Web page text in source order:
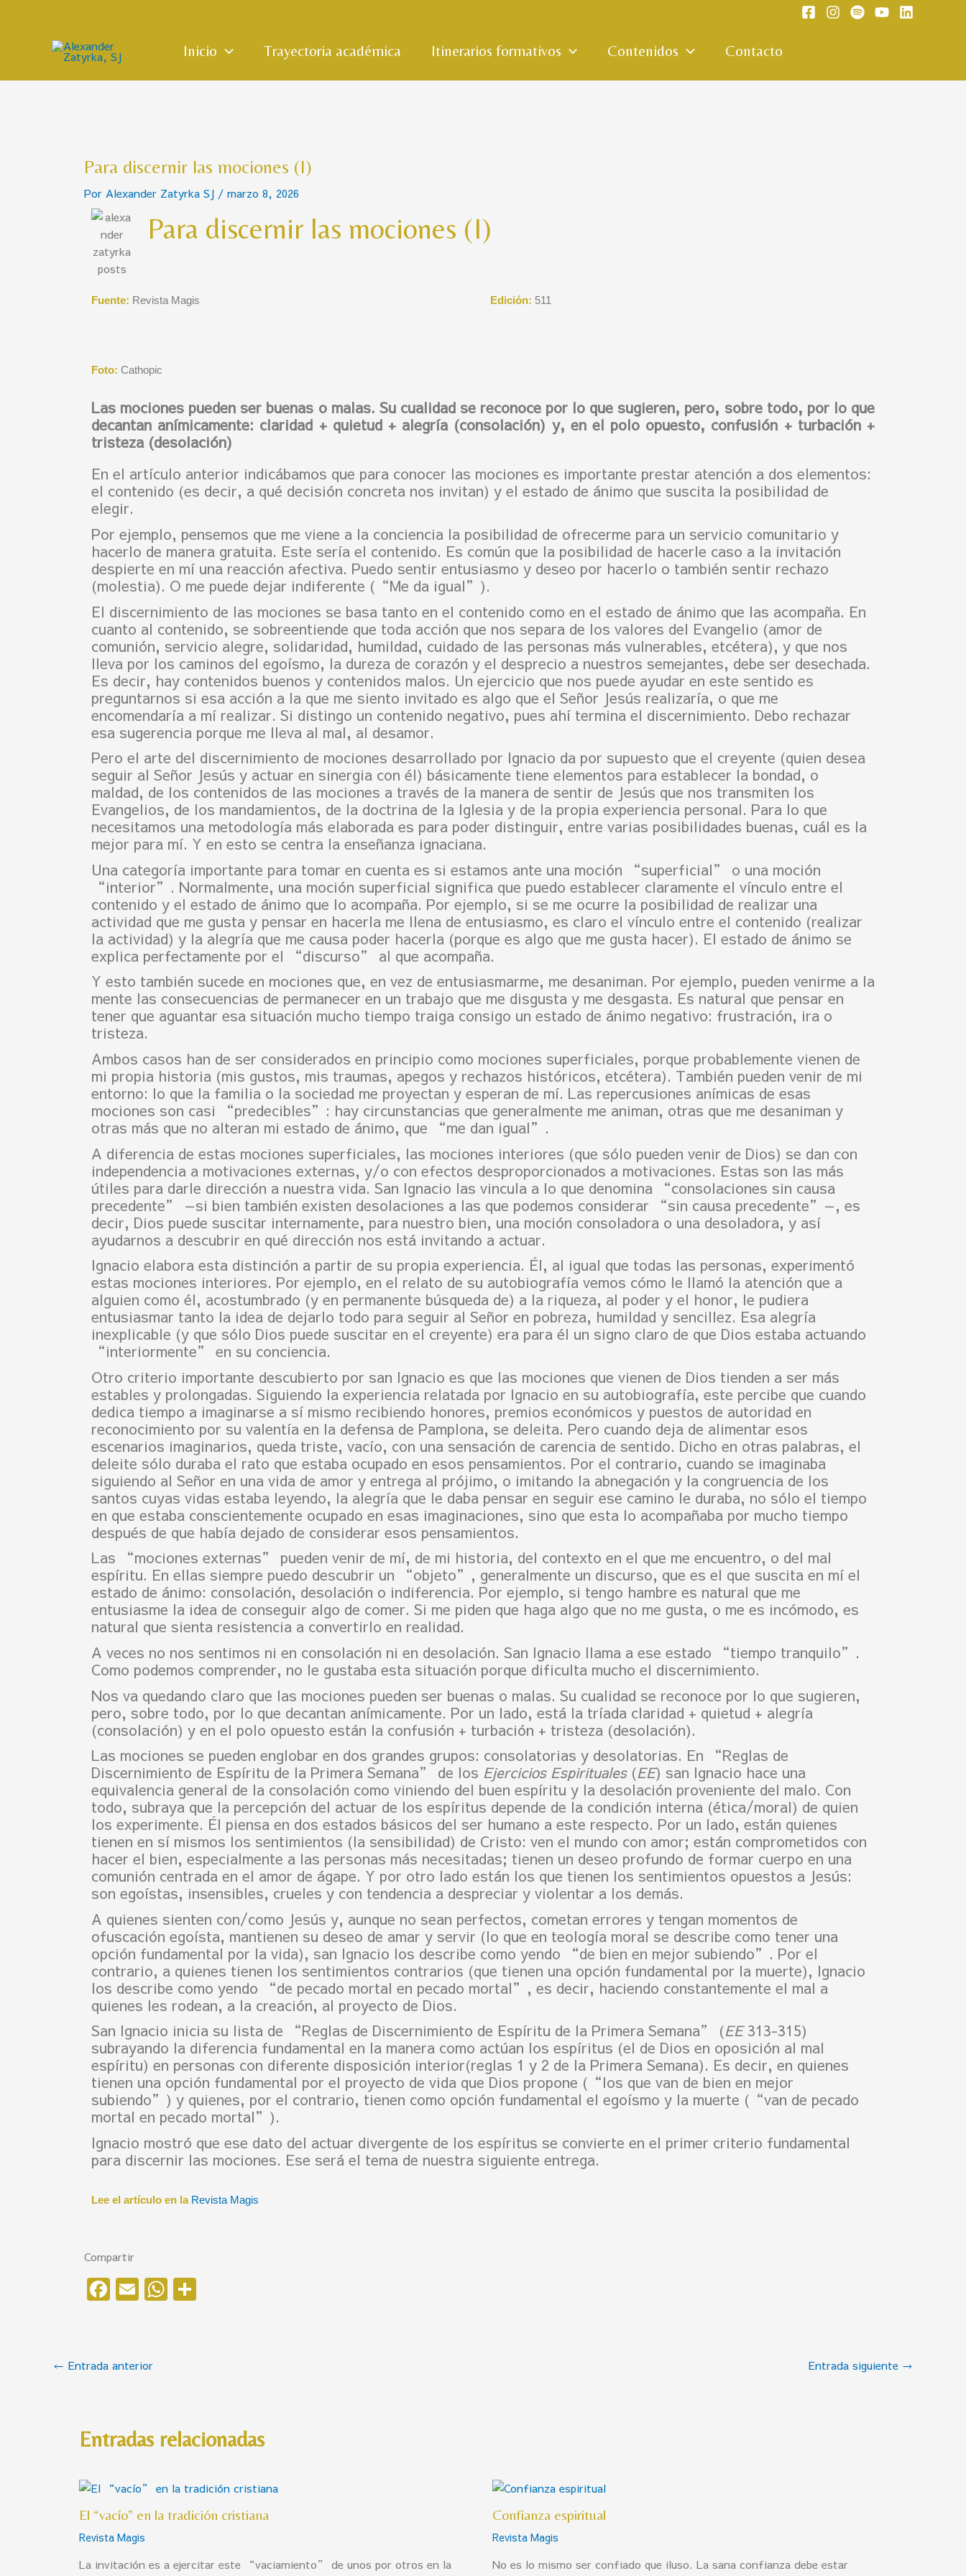
Inicio Trayectoria académica Itinerarios formativos Contenidos Contacto
Para discernir las mociones (I)
Por Alexander Zatyrka SJ / marzo 8, 2026
Para discernir las mociones (I)
Fuente: Revista Magis Edición: 511
Foto: Cathopic
Las mociones pueden ser buenas o malas. Su cualidad se reconoce por lo que sugieren, pero, sobre todo, por lo que
decantan anímicamente: claridad + quietud + alegría (consolación) y, en el polo opuesto, confusión + turbación +
tristeza (desolación)
En el artículo anterior indicábamos que para conocer las mociones es importante prestar atención a dos elementos:
el contenido (es decir, a qué decisión concreta nos invitan) y el estado de ánimo que suscita la posibilidad de
elegir.
Por ejemplo, pensemos que me viene a la conciencia la posibilidad de ofrecerme para un servicio comunitario y
hacerlo de manera gratuita. Este sería el contenido. Es común que la posibilidad de hacerle caso a la invitación
despierte en mí una reacción afectiva. Puedo sentir entusiasmo y deseo por hacerlo o también sentir rechazo
(molestia). O me puede dejar indiferente (“Me da igual”).
El discernimiento de las mociones se basa tanto en el contenido como en el estado de ánimo que las acompaña. En
cuanto al contenido, se sobreentiende que toda acción que nos separa de los valores del Evangelio (amor de
comunión, servicio alegre, solidaridad, humildad, cuidado de las personas más vulnerables, etcétera), y que nos
lleva por los caminos del egoísmo, la dureza de corazón y el desprecio a nuestros semejantes, debe ser desechada.
Es decir, hay contenidos buenos y contenidos malos. Un ejercicio que nos puede ayudar en este sentido es
preguntarnos si esa acción a la que me siento invitado es algo que el Señor Jesús realizaría, o que me
encomendaría a mí realizar. Si distingo un contenido negativo, pues ahí termina el discernimiento. Debo rechazar
esa sugerencia porque me lleva al mal, al desamor.
Pero el arte del discernimiento de mociones desarrollado por Ignacio da por supuesto que el creyente (quien desea
seguir al Señor Jesús y actuar en sinergia con él) básicamente tiene elementos para establecer la bondad, o
maldad, de los contenidos de las mociones a través de la manera de sentir de Jesús que nos transmiten los
Evangelios, de los mandamientos, de la doctrina de la Iglesia y de la propia experiencia personal. Para lo que
necesitamos una metodología más elaborada es para poder distinguir, entre varias posibilidades buenas, cuál es la
mejor para mí. Y en esto se centra la enseñanza ignaciana.
Una categoría importante para tomar en cuenta es si estamos ante una moción “superficial” o una moción
“interior”. Normalmente, una moción superficial significa que puedo establecer claramente el vínculo entre el
contenido y el estado de ánimo que lo acompaña. Por ejemplo, si se me ocurre la posibilidad de realizar una
actividad que me gusta y pensar en hacerla me llena de entusiasmo, es claro el vínculo entre el contenido (realizar
la actividad) y la alegría que me causa poder hacerla (porque es algo que me gusta hacer). El estado de ánimo se
explica perfectamente por el “discurso” al que acompaña.
Y esto también sucede en mociones que, en vez de entusiasmarme, me desaniman. Por ejemplo, pueden venirme a la
mente las consecuencias de permanecer en un trabajo que me disgusta y me desgasta. Es natural que pensar en
tener que aguantar esa situación mucho tiempo traiga consigo un estado de ánimo negativo: frustración, ira o
tristeza.
Ambos casos han de ser considerados en principio como mociones superficiales, porque probablemente vienen de
mi propia historia (mis gustos, mis traumas, apegos y rechazos históricos, etcétera). También pueden venir de mi
entorno: lo que la familia o la sociedad me proyectan y esperan de mí. Las repercusiones anímicas de esas
mociones son casi “predecibles”: hay circunstancias que generalmente me animan, otras que me desaniman y
otras más que no alteran mi estado de ánimo, que “me dan igual”.
A diferencia de estas mociones superficiales, las mociones interiores (que sólo pueden venir de Dios) se dan con
independencia a motivaciones externas, y/o con efectos desproporcionados a motivaciones. Estas son las más
útiles para darle dirección a nuestra vida. San Ignacio las vincula a lo que denomina “consolaciones sin causa
precedente” —si bien también existen desolaciones a las que podemos considerar “sin causa precedente”—, es
decir, Dios puede suscitar internamente, para nuestro bien, una moción consoladora o una desoladora, y así
ayudarnos a descubrir en qué dirección nos está invitando a actuar.
Ignacio elabora esta distinción a partir de su propia experiencia. Él, al igual que todas las personas, experimentó
estas mociones interiores. Por ejemplo, en el relato de su autobiografía vemos cómo le llamó la atención que a
alguien como él, acostumbrado (y en permanente búsqueda de) a la riqueza, al poder y el honor, le pudiera
entusiasmar tanto la idea de dejarlo todo para seguir al Señor en pobreza, humildad y sencillez. Esa alegría
inexplicable (y que sólo Dios puede suscitar en el creyente) era para él un signo claro de que Dios estaba actuando
“interiormente” en su conciencia.
Otro criterio importante descubierto por san Ignacio es que las mociones que vienen de Dios tienden a ser más
estables y prolongadas. Siguiendo la experiencia relatada por Ignacio en su autobiografía, este percibe que cuando
dedica tiempo a imaginarse a sí mismo recibiendo honores, premios económicos y puestos de autoridad en
reconocimiento por su valentía en la defensa de Pamplona, se deleita. Pero cuando deja de alimentar esos
escenarios imaginarios, queda triste, vacío, con una sensación de carencia de sentido. Dicho en otras palabras, el
deleite sólo duraba el rato que estaba ocupado en esos pensamientos. Por el contrario, cuando se imaginaba
siguiendo al Señor en una vida de amor y entrega al prójimo, o imitando la abnegación y la congruencia de los
santos cuyas vidas estaba leyendo, la alegría que le daba pensar en seguir ese camino le duraba, no sólo el tiempo
en que estaba conscientemente ocupado en esas imaginaciones, sino que esta lo acompañaba por mucho tiempo
después de que había dejado de considerar esos pensamientos.
Las “mociones externas”
pueden venir de mí, de mi historia, del contexto en el que me encuentro, o del mal
espíritu. En ellas siempre puedo descubrir un
“objeto”, generalmente un discurso, que es el que suscita en mí el
estado de ánimo: consolación, desolación o indiferencia. Por ejemplo, si tengo hambre es natural que me
entusiasme la idea de conseguir algo de comer. Si me piden que haga algo que no me gusta, o me es incómodo, es
natural que sienta resistencia a convertirlo en realidad.
A veces no nos sentimos ni en consolación ni en desolación. San Ignacio llama a ese estado “tiempo tranquilo”.
Como podemos comprender, no le gustaba esta situación porque dificulta mucho el discernimiento.
Nos va quedando claro que las mociones pueden ser buenas o malas. Su cualidad se reconoce por lo que sugieren,
pero, sobre todo, por lo que decantan anímicamente. Por un lado, está la tríada claridad + quietud + alegría
(consolación) y en el polo opuesto están la confusión + turbación + tristeza (desolación).
Las mociones se pueden englobar en dos grandes grupos: consolatorias y desolatorias. En “Reglas de
Discernimiento de Espíritu de la Primera Semana” de los Ejercicios Espirituales (EE) san Ignacio hace una
equivalencia general de la consolación como viniendo del buen espíritu y la desolación proveniente del malo. Con
todo, subraya que la percepción del actuar de los espíritus depende de la condición interna (ética/moral) de quien
los experimente. Él piensa en dos estados básicos del ser humano a este respecto. Por un lado, están quienes
tienen en sí mismos los sentimientos (la sensibilidad) de Cristo: ven el mundo con amor; están comprometidos con
hacer el bien, especialmente a las personas más necesitadas; tienen un deseo profundo de formar cuerpo en una
comunión centrada en el amor de ágape. Y por otro lado están los que tienen los sentimientos opuestos a Jesús:
son egoístas, insensibles, crueles y con tendencia a despreciar y violentar a los demás.
A quienes sienten con/como Jesús y, aunque no sean perfectos, cometan errores y tengan momentos de
ofuscación egoísta, mantienen su deseo de amar y servir (lo que en teología moral se describe como tener una
opción fundamental por la vida), san Ignacio los describe como yendo “de bien en mejor subiendo”. Por el
contrario, a quienes tienen los sentimientos contrarios (que tienen una opción fundamental por la muerte), Ignacio
los describe como yendo “de pecado mortal en pecado mortal”, es decir, haciendo constantemente el mal a
quienes les rodean, a la creación, al proyecto de Dios.
San Ignacio inicia su lista de “Reglas de Discernimiento de Espíritu de la Primera Semana” (EE313-315)
subrayando la diferencia fundamental en la manera como actúan los espíritus (el de Dios en oposición al mal
espíritu) en personas con diferente disposición interior(reglas 1 y 2 de la Primera Semana). Es decir, en quienes
tienen una opción fundamental por el proyecto de vida que Dios propone (“los que van de bien en mejor
subiendo”) y quienes, por el contrario, tienen como opción fundamental el egoísmo y la muerte (“van de pecado
mortal en pecado mortal”).
Ignacio mostró que ese dato del actuar divergente de los espíritus se convierte en el primer criterio fundamental
para discernir las mociones. Ese será el tema de nuestra siguiente entrega.
Lee el artículo en la Revista Magis
Compartir
F
a
e
b
o
k
E
m
l
W
h
p r
entradas
← Entrada anterior Entrada siguiente →
Entradas relacionadas
El “vacío” en la tradición cristiana
Revista Magis
La invitación es a ejercitar este “vaciamiento” de unos por otros en la
Confianza espiritual
Revista Magis
No es lo mismo ser confiado que iluso. La sana confianza debe estar